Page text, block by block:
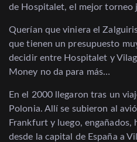
de Hospitalet, el mejor torneo
Querían que viniera el
que tienen un presupuesto
decidir entre Hospitalet y
Money no da para más…
En el 2000 llegaron tras un
Polonia. Allí se subieron al
Frankfurt y luego,
desde la capital de España a